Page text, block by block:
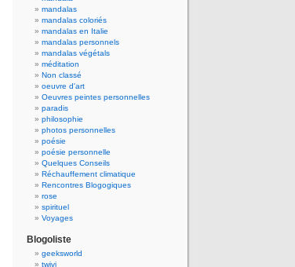
mandalas
mandalas coloriés
mandalas en Italie
mandalas personnels
mandalas végétals
méditation
Non classé
oeuvre d'art
Oeuvres peintes personnelles
paradis
philosophie
photos personnelles
poésie
poésie personnelle
Quelques Conseils
Réchauffement climatique
Rencontres Blogogiques
rose
spirituel
Voyages
Blogoliste
geeksworld
twivi